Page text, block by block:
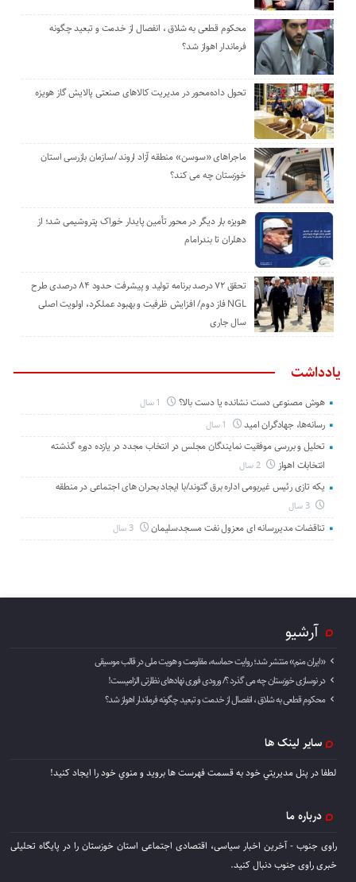
محکوم قطعی به شلاق ، انفصال از خدمت و تبعید چگونه
فرماندار اهواز شد؟
تحول داده‌محور در مدیریت کالاهای صنعتی پالایش گاز هویزه
ماجراهای «سوسن» منطقه آزاد اروند /سازمان بازرسی استان
خوزستان چه می کند؟
هویزه بار دیگر در محور تأمین پایدار خوراک پتروشیمی شد؛ از
دهلران تا بندرامام
تحقق ۷۲ درصد برنامه تولید و پیشرفت حدود ۸۴ درصدی طرح
NGL فاز دوم/ افزایش ظرفیت و بهبود عملکرد، اولویت اصلی
سال جاری
یادداشت
هوش مصنوعی دست نشانده یا دست بالا؟
رسانه‌ها، جهادگران امید
تحلیل و بررسی موفقیت نمایندگان مجلس در انتخاب مجدد در یازده دوره گذشته
انتخابات اهواز
2 سال
یکه تازی رئیس غیربومی اداره برق گتوند/با ایجاد بحران های اجتماعی در منطقه
3 سال
تناقضات مدیررسانه ای معزول نفت مسجدسلیمان 3 سال
آرشیو
«ایران منم» منتشر شد؛ روایت حماسه، مقاومت و هویت ملی در قالب موسیقی
در نوسازی خوزستان چه می گذرد ؟/ ورودی فوری نهادهای نظارتی الزامیست!
محکوم قطعی به شلاق ، انفصال از خدمت و تبعید چگونه فرماندار اهواز شد؟
سایر لینک ها
لطفا در پنل مديريتي خود به قسمت فهرست ها برويد و منوي خود را ايجاد كنيد!
درباره ما
راوی جنوب - آخرین اخبار سیاسی، اقتصادی اجتماعی استان خوزستان را در پایگاه تحلیلی
خبری راوی جنوب دنبال کنید.